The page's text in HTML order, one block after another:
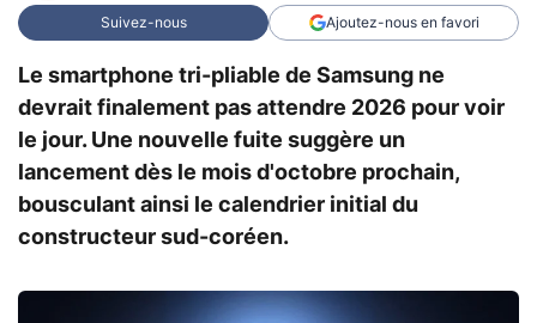
Suivez-nous Ajoutez-nous en favori
Le smartphone tri-pliable de Samsung ne
devrait finalement pas attendre 2026 pour voir
le jour. Une nouvelle fuite suggère un
lancement dès le mois d'octobre prochain,
bousculant ainsi le calendrier initial du
constructeur sud-coréen.